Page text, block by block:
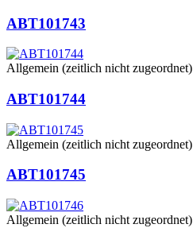
ABT101743
Allgemein (zeitlich nicht zugeordnet)
ABT101744
Allgemein (zeitlich nicht zugeordnet)
ABT101745
Allgemein (zeitlich nicht zugeordnet)